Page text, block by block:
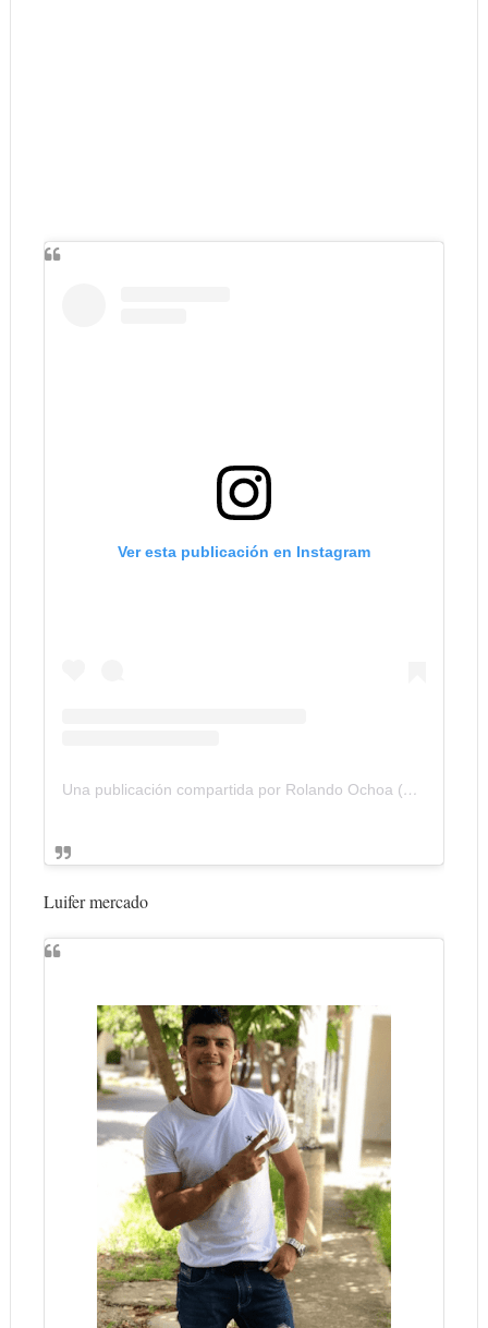
Ver esta publicación en Instagram
Una publicación compartida por Rolando Ochoa (@rolando_8a)
Luifer mercado